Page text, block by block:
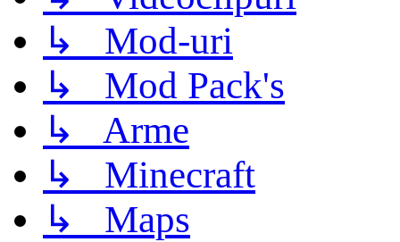
↳ Mod-uri
↳ Mod Pack's
↳ Arme
↳ Minecraft
↳ Maps